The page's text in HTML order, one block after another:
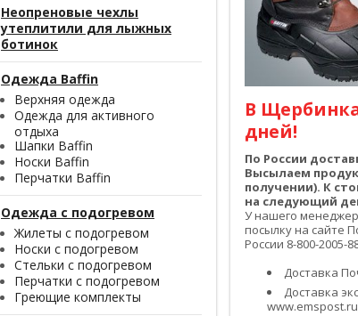
Неопреновые чехлы
утеплитили для лыжных
ботинок
Одежда Baffin
Верхняя одежда
Одежда для активного
отдыха
Шапки Baffin
Носки Baffin
Перчатки Baffin
Одежда с подогревом
Жилеты с подогревом
Носки с подогревом
Стельки с подогревом
Перчатки с подогревом
Греющие комплекты
В
дней!
По России
Высылаем
получении). К
на следующий
У нашего
посылку на сайте
России 8-800-2005-
Доставка
Доставка